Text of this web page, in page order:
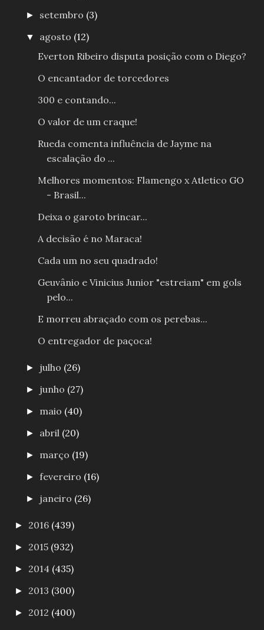
► setembro (3)
▼ agosto (12)
Everton Ribeiro disputa posição com o Diego?
O encantador de torcedores
300 e contando...
O valor de um craque!
Rueda comenta influência de Jayme na
escalação do ...
Melhores momentos: Flamengo x Atletico GO
- Brasil...
Deixa o garoto brincar...
A decisão é no Maraca!
Cada um no seu quadrado!
Geuvânio e Vinicius Junior "estreiam" em gols
pelo...
E morreu abraçado com os perebas...
O entregador de paçoca!
► julho (26)
► junho (27)
► maio (40)
► abril (20)
► março (19)
►fevereiro (16)
► janeiro (26)
► 2016 (439)
► 2015 (932)
► 2014 (435)
► 2013 (300)
► 2012 (400)